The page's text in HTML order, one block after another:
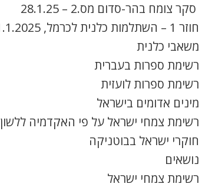
סקר צומח בהר-סדום מס.2 – 28.1.25
חוזר 1 – השתלמות כלנית לכרמל, 21.1.2025
משאבי כלנית
רשימת ספרות בעברית
רשימת ספרות לועזית
מינים אדומים בישראל
רשימת צמחי ישראל על פי האקדמיה ללשון
חוקרי ישראל בבוטניקה
נושאים
רשימת צמחי ישראל